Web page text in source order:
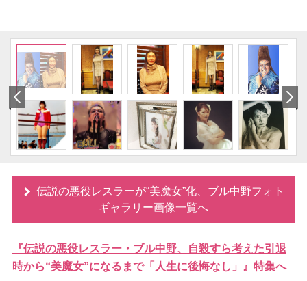
伝説の悪役レスラーが“美魔女”化、ブル中野フォト
ギャラリー画像一覧へ
『伝説の悪役レスラー・ブル中野、自殺すら考えた引退
時から“美魔女”になるまで「人生に後悔なし」』特集へ